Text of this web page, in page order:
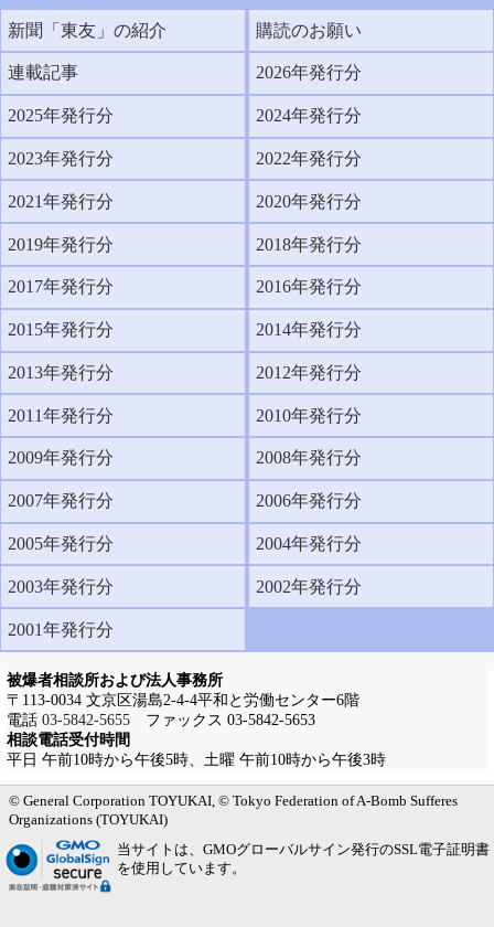
被爆者相談所および法人事務所
〒113-0034 文京区湯島2-4-4平和と労働センター6階
電話 03-5842-5655ファックス 03-5842-5653
相談電話受付時間
平日 午前10時から午後5時、土曜 午前10時から午後3時
新聞「東友」の紹介 購読のお願い
連載記事 2026年発行分
2025年発行分 2024年発行分
2023年発行分 2022年発行分
2021年発行分 2020年発行分
2019年発行分 2018年発行分
2017年発行分 2016年発行分
2015年発行分 2014年発行分
2013年発行分 2012年発行分
2011年発行分 2010年発行分
2009年発行分 2008年発行分
2007年発行分 2006年発行分
2005年発行分 2004年発行分
2003年発行分 2002年発行分
2001年発行分
メインメニューへ
サブメニューへ
現在地ナビ（パンくずリスト）へ
本文の冒頭へ
ページの先頭へ
© General Corporation TOYUKAI, © Tokyo Federation of A-Bomb Sufferes
Organizations (TOYUKAI)
当サイトは、GMOグローバルサイン発行のSSL電子証明書
を使用しています。